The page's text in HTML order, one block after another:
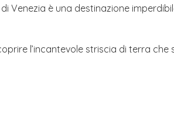
Venezia è una destinazione
l’incantevole striscia di terra che